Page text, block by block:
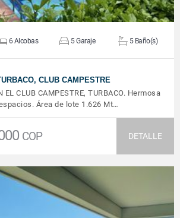
6 Alcobas 5 Garaje 5 Baño(s)
CLUB CAMPESTRE
EL CLUB CAMPESTRE, TURBACO. Hermosa
Área de lote 1.626 Mt…
COP DETALLE